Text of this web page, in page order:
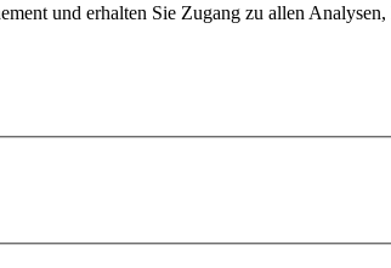
und erhalten Sie Zugang zu allen